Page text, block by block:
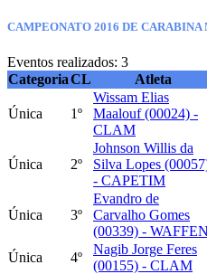
CAMPEONATO 2016 DE CARABINA
Eventos realizados: 3
CategoriaCL Atleta
Única 1º
Wissam Elias
Maalouf (00024) -
CLAM
Única 2º
Johnson Willis da
Silva Lopes
- CAPETIM
Única 3º
Evandro de
Carvalho Gomes
(00339) - WAFFEN
Única 4º
Nagib Jorge Feres
(00155) - CLAM